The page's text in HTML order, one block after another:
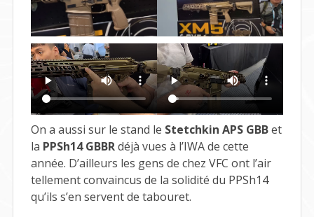
On a aussi sur le stand le Stetchkin APS GBBet
la PPSh14 GBBRdéjà vues à l’IWA de cette
année. D’ailleurs les gens de chez VFC ont l’air
tellement convaincus de la solidité du PPSh14
qu’ils s’en servent de tabouret.